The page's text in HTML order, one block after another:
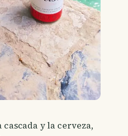
cascada y la cerveza,